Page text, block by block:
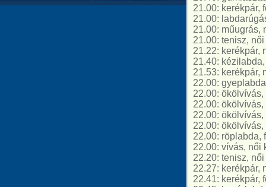
21.00: kerékpár,
21.00:
21.00: műugrás,
21.00: tenisz,
21.22: kerékpár,
21.40:
21.53: kerékpár,
22.00:
22.00:
22.00:
22.00:
22.00:
22.00: röplabda,
22.00: vívás, női
22.20: tenisz,
22.27: kerékpár,
22.41: kerékpár,